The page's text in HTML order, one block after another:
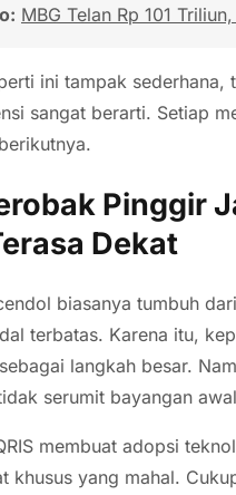
MBG Telan Rp 101
ini tampak
sangat berarti. Setiap
Pinggir
Dekat
biasanya tumbuh
terbatas. Karena itu,
langkah besar.
serumit bayangan
membuat adopsi
khusus yang mahal.